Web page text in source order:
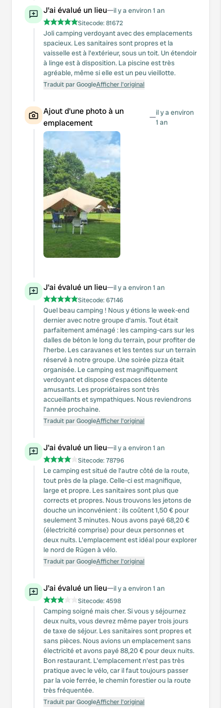
J'ai évalué un lieu—il y a environ 1 an
Sitecode:81672
Joli camping verdoyant avec des emplacements
spacieux. Les sanitaires sont propres et la
vaisselle est à l'extérieur, sous un toit. Un étendoir
à linge est à disposition. La piscine est très
agréable, même si elle est un peu vieillotte.
Traduit par GoogleAfficher l'original
Ajout d'une photo à un
emplacement
—il y a environ
1 an
J'ai évalué un lieu—il y a environ 1 an
Sitecode:67146
Quel beau camping ! Nous y étions le week-end
dernier avec notre groupe d'amis. Tout était
parfaitement aménagé : les camping-cars sur les
dalles de béton le long du terrain, pour profiter de
l'herbe. Les caravanes et les tentes sur un terrain
réservé à notre groupe. Une soirée pizza était
organisée. Le camping est magnifiquement
verdoyant et dispose d'espaces détente
amusants. Les propriétaires sont très
accueillants et sympathiques. Nous reviendrons
l'année prochaine.
Traduit par GoogleAfficher l'original
J'ai évalué un lieu—il y a environ 1 an
Sitecode:78796
Le camping est situé de l'autre côté de la route,
tout près de la plage. Celle-ci est magnifique,
large et propre. Les sanitaires sont plus que
corrects et propres. Nous trouvons les jetons de
douche un inconvénient : ils coûtent 1,50 € pour
seulement 3 minutes. Nous avons payé 68,20 €
(électricité comprise) pour deux personnes et
deux nuits. L'emplacement est idéal pour explorer
le nord de Rügen à vélo.
Traduit par GoogleAfficher l'original
J'ai évalué un lieu—il y a environ 1 an
Sitecode:4598
Camping soigné mais cher. Si vous y séjournez
deux nuits, vous devrez même payer trois jours
de taxe de séjour. Les sanitaires sont propres et
sans pièces. Nous avions un emplacement sans
électricité et avons payé 88,20 € pour deux nuits.
Bon restaurant. L'emplacement n'est pas très
pratique avec le vélo, car il faut toujours passer
par la voie ferrée, le chemin forestier ou la route
très fréquentée.
Traduit par GoogleAfficher l'original